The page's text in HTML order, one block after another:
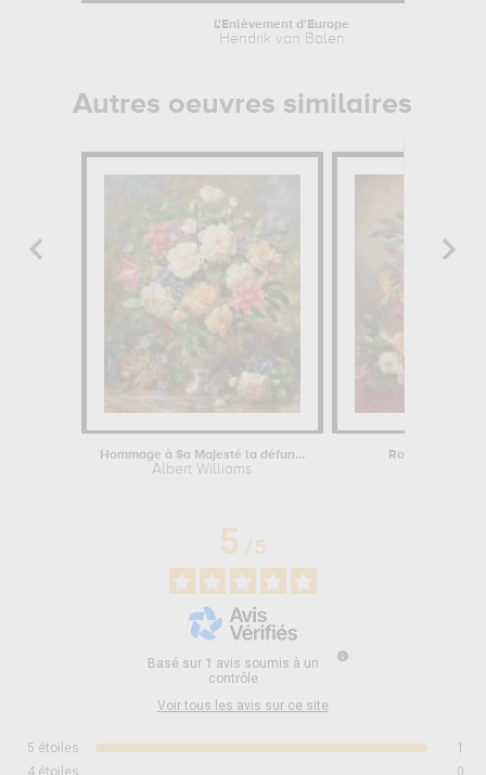
L'Enlèvement d'Europe
Hendrik van Balen
Autres oeuvres similaires
Hommage à Sa Majesté la défunte...
Albert Williams
Roses d'un
5/5
Basé sur 1 avis soumis à un
contrôle
Voir tous les avis sur ce site
5 étoiles
1
4 étoiles 0